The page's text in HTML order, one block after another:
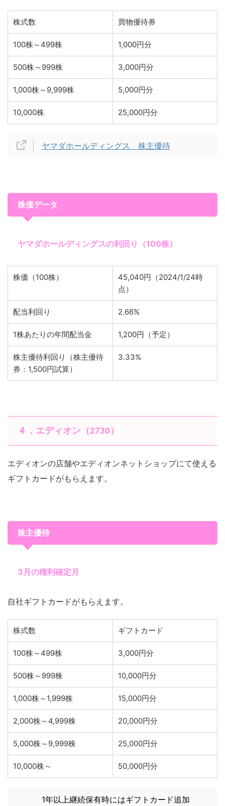
株式数 買物優待券
100株～499株 1,000円分
500株～999株 3,000円分
1,000株～9,999株 5,000円分
10,000株 25,000円分
ヤマダホールディングス 株主優待
株価データ
ヤマダホールディングスの利回り（100株）
株価（100株）
45,040円（2024/1/24時
点）
配当利回り 2.66%
1株あたりの年間配当金 1,200円（予定）
株主優待利回り（株主優待
券：1,500円試算）
3.33%
４．エディオン（2730）
エディオンの店舗やエディオンネットショップにて使える
ギフトカードがもらえます。
株主優待
3月の権利確定月
自社ギフトカードがもらえます。
株式数 ギフトカード
100株～499株 3,000円分
500株～999株 10,000円分
1,000株～1,999株 15,000円分
2,000株～4,999株 20,000円分
5,000株～9,999株 25,000円分
10,000株～ 50,000円分
1年以上継続保有時にはギフトカード追加